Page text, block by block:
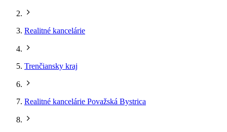
Realitné kancelárie
Trenčiansky kraj
Realitné kancelárie Považská Bystrica